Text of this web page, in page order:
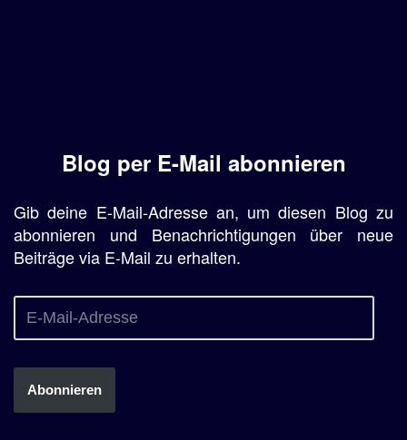
Blog per E-Mail abonnieren
Gib deine E-Mail-Adresse an, um diesen Blog zu
abonnieren und Benachrichtigungen über neue
Beiträge via E-Mail zu erhalten.
Abonnieren